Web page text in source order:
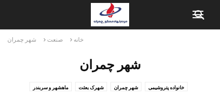
خانه صنعت شهر چمران
شهر چمران
خانواده پتروشیمی شهر چمران شهرک بعثت ماهشهر و سربندر